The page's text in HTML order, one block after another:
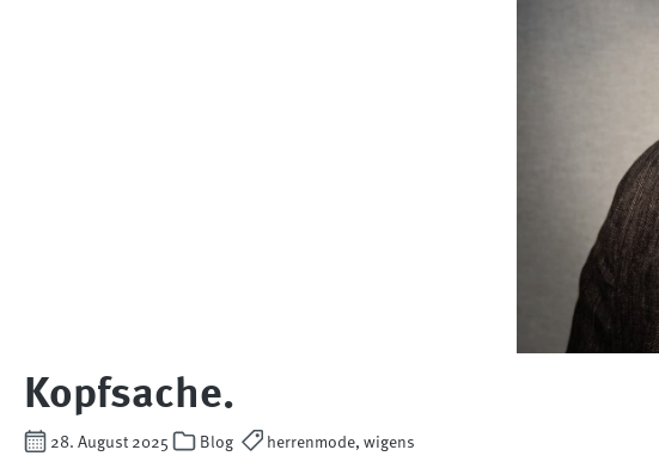
Kopfsache.
28. August 2025 Blog herrenmode, wigens